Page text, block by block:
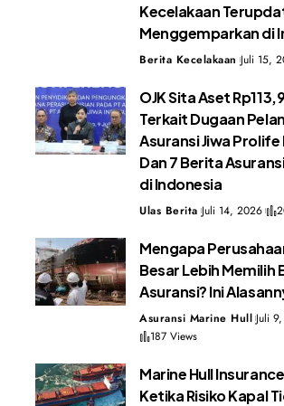
Kecelakaan
Menggemparkan di
Berita Kecelakaan Juli 15,
OJK Sita Aset
Terkait Dugaan
Asuransi Jiwa Prolife
Dan 7 Berita
di Indonesia
Ulas Berita Juli 14, 2026
Mengapa
Besar Lebih Memilih
Asuransi? Ini
Asuransi Marine Hull Juli
187 Views
Marine Hull
Ketika Risiko Kapal